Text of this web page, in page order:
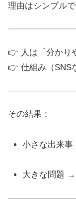
理由はシンプルで
👉 人は「分かり
👉 仕組み（SNS
その結果：
小さな出来
大きな問題 →